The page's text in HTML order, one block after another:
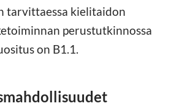
tarvittaessa kielitaidon
perustutkinnossa
on B1.1.